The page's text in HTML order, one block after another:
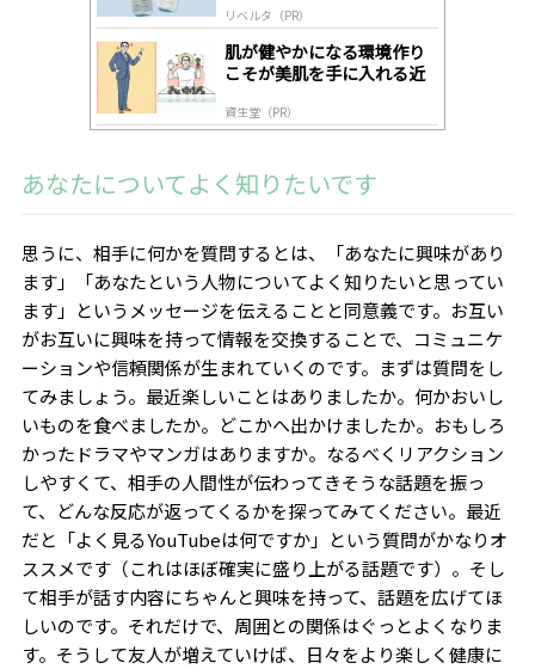
リベルタ（PR）
肌が健やかになる環境作り
こそが美肌を手に入れる近
資生堂（PR）
あなたについてよく知りたいです
思うに、相手に何かを質問するとは、「あなたに興味があり
ます」「あなたという人物についてよく知りたいと思ってい
ます」というメッセージを伝えることと同意義です。お互い
がお互いに興味を持って情報を交換することで、コミュニケ
ーションや信頼関係が生まれていくのです。まずは質問をし
てみましょう。最近楽しいことはありましたか。何かおいし
いものを食べましたか。どこかへ出かけましたか。おもしろ
かったドラマやマンガはありますか。なるべくリアクション
しやすくて、相手の人間性が伝わってきそうな話題を振っ
て、どんな反応が返ってくるかを探ってみてください。最近
だと「よく見るYouTubeは何ですか」という質問がかなりオ
ススメです（これはほぼ確実に盛り上がる話題です）。そし
て相手が話す内容にちゃんと興味を持って、話題を広げてほ
しいのです。それだけで、周囲との関係はぐっとよくなりま
す。そうして友人が増えていけば、日々をより楽しく健康に